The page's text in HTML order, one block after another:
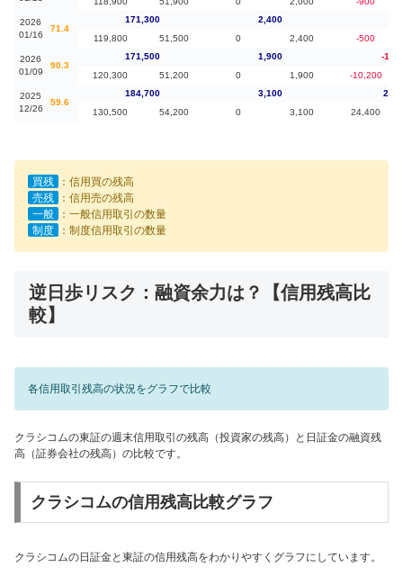
2026
01/16
71.4
171,300 2,400
119,800
51,500 0 2,400 -500
2026
01/09
90.3
171,500 1,900
-
120,300
51,200 0 1,900 -10,200
2025
12/26
59.6
184,700 3,100
130,500
54,200 0 3,100 24,400
買残
：信用買の残高
売残
：信用売の残高
一般
：一般信用取引の数量
制度
：制度信用取引の数量
逆日歩リスク：融資余力は？【信用残高比
較】
各信用取引残高の状況をグラフで比較
クラシコムの東証の週末信用取引の残高（投資家の残高）と日証金の融資残
高（証券会社の残高）の比較です。
クラシコムの信用残高比較グラフ
クラシコムの日証金と東証の信用残高をわかりやすくグラフにしています。